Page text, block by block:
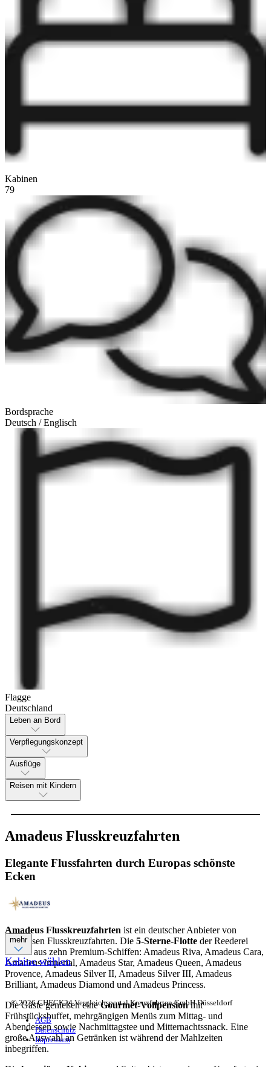
Kabinen
79
Bordsprache
Deutsch / Englisch
Flagge
Deutschland
Leben an Bord
Verpflegungskonzept
Ausflüge
Reisen mit Kindern
Amadeus Flusskreuzfahrten
Elegante Flussfahrten durch Europas schönste
Ecken
Amadeus Flusskreuzfahrten ist ein deutscher Anbieter von
luxuriösen Flusskreuzfahrten. Die 5-Sterne-Flotte der Reederei
besteht aus zehn Premium-Schiffen: Amadeus Riva, Amadeus Cara,
Amadeus Imperial, Amadeus Star, Amadeus Queen, Amadeus
Provence, Amadeus Silver II, Amadeus Silver III, Amadeus
Brilliant, Amadeus Diamond und Amadeus Princess.
Die Gäste genießen eineGourmet-Vollpensionmit
Frühstücksbuffet, mehrgängigen Menüs zum Mittag- und
Abendessen sowie Nachmittagstee und Mitternachtssnack. Eine
große Auswahl an Getränken ist während der Mahlzeiten
inbegriffen.
mehr
Kabine wählen
© 2026 CHECK24 Vergleichsportal Kreuzfahrten GmbH Düsseldorf
AGB
Datenschutz
Impressum